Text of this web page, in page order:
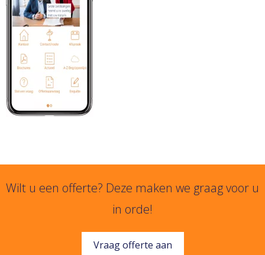
Wilt u een offerte? Deze maken we graag voor u
in orde!
Vraag offerte aan